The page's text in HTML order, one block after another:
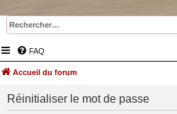
FAQ
Accueil du forum
Réinitialiser le mot de passe